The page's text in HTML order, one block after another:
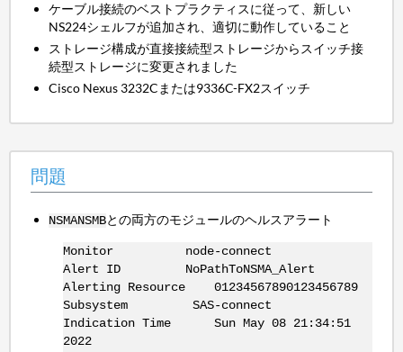
ケーブル接続のベストプラクティスに従って、新しい
NS224シェルフが追加され、適切に動作していること
ストレージ構成が直接接続型ストレージからスイッチ接
続型ストレージに変更されました
Cisco Nexus 3232Cまたは9336C-FX2スイッチ
問題
NSMANSMBとの両方のモジュールのヘルスアラート
Monitor node-connect
Alert ID NoPathToNSMA_Alert
Alerting Resource 01234567890123456789
Subsystem SAS-connect
Indication Time Sun May 08 21:34:51
2022